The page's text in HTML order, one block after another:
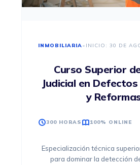
INMOBILIARIA• INICIO: 30 DE
Curso Superior
Judicial en
y
300 HORAS 100% ONLINE
Especialización técnica
para dominar la detección